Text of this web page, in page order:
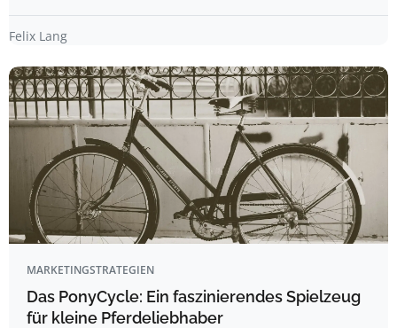
Felix Lang
MARKETINGSTRATEGIEN
Das PonyCycle: Ein faszinierendes Spielzeug
für kleine Pferdeliebhaber